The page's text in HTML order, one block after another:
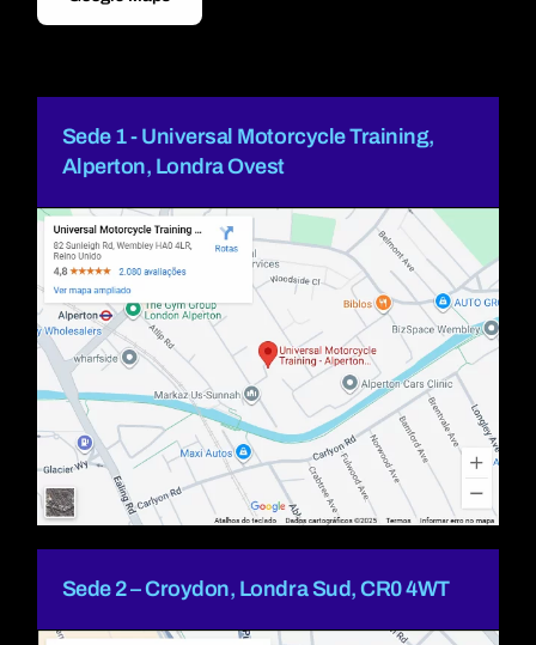
Sede 1 - Universal Motorcycle Training,
Alperton, Londra Ovest
Sede 2 – Croydon, Londra Sud, CR0 4WT